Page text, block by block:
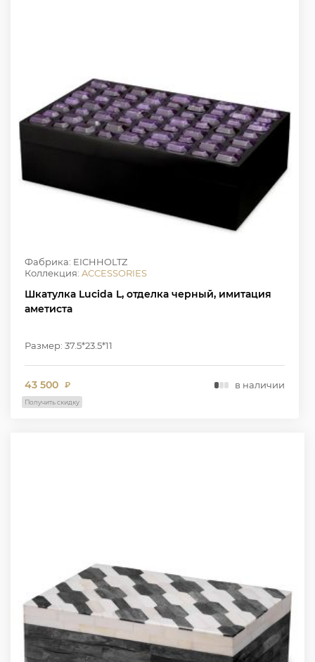
Фабрика: EICHHOLTZ
Коллекция: ACCESSORIES
Шкатулка Lucida L, отделка черный, имитация
аметиста
Размер: 37.5*23.5*11
43 500 ₽ в наличии
Получить скидку